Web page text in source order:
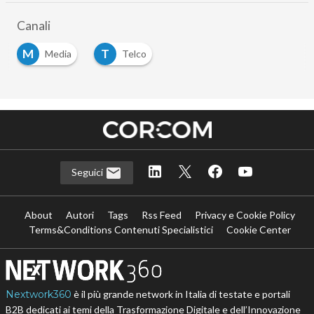
Canali
M
Media T Telco
Seguici
About Autori Tags Rss Feed
Privacy e Cookie Policy
Terms&Conditions Contenuti Specialistici
Cookie Center
Nextwork360 è il più grande network in Italia di testate e portali
B2B dedicati ai temi della Trasformazione Digitale e dell’Innovazione